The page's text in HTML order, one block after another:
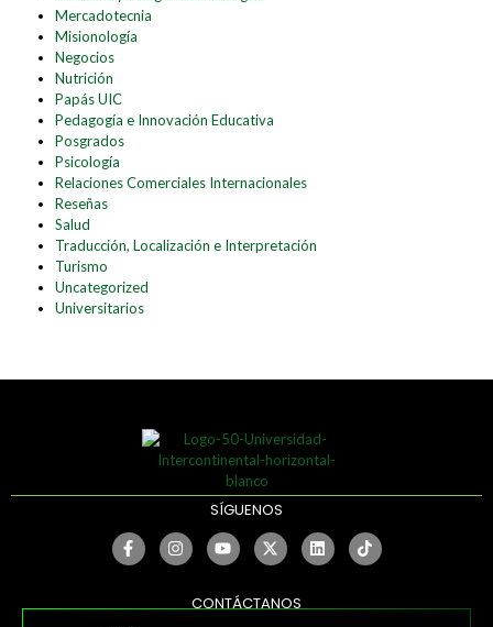
Mercadotecnia
Misionología
Negocios
Nutrición
Papás UIC
Pedagogía e Innovación Educativa
Posgrados
Psicología
Relaciones Comerciales Internacionales
Reseñas
Salud
Traducción, Localización e Interpretación
Turismo
Uncategorized
Universitarios
SÍGUENOS
CONTÁCTANOS